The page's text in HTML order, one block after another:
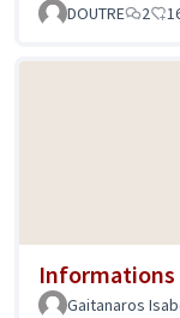
DOUTRE 2
Informations
Gaitanaros